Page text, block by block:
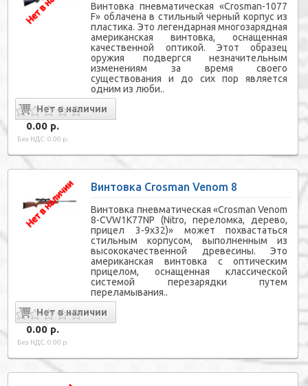
Винтовка пневматическая «Crosman-1077
F» облачена в стильный черный корпус из
пластика. Это легендарная многозарядная
американская винтовка, оснащенная
качественной оптикой. Этот образец
оружия подвергся незначительным
изменениям за время своего
существования и до сих пор является
одним из люби..
0.00 р.
Без НДС: 0.00 р.
Винтовка Crosman Venom 8
Винтовка пневматическая «Crosman Venom
8-СVW1К77NР (Nitro, переломка, дерево,
прицел 3-9х32)» может похвастаться
стильным корпусом, выполненным из
высококачественной древесины. Это
американская винтовка с оптическим
прицелом, оснащенная классической
системой перезарядки путем
переламывания..
0.00 р.
Без НДС: 0.00 р.